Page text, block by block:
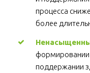
процесса
более
формировании
поддержании